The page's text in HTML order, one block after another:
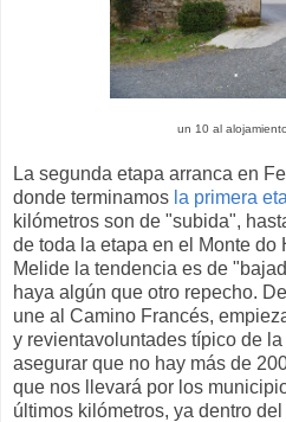
un 10 al
La segunda etapa arranca en
donde terminamos la primera
kilómetros son de "subida",
de toda la etapa en el Monte do
Melide la tendencia es de
haya algún que otro repecho.
une al Camino Francés,
y revientavoluntades típico de
asegurar que no hay más de
que nos llevará por los
últimos kilómetros, ya dentro